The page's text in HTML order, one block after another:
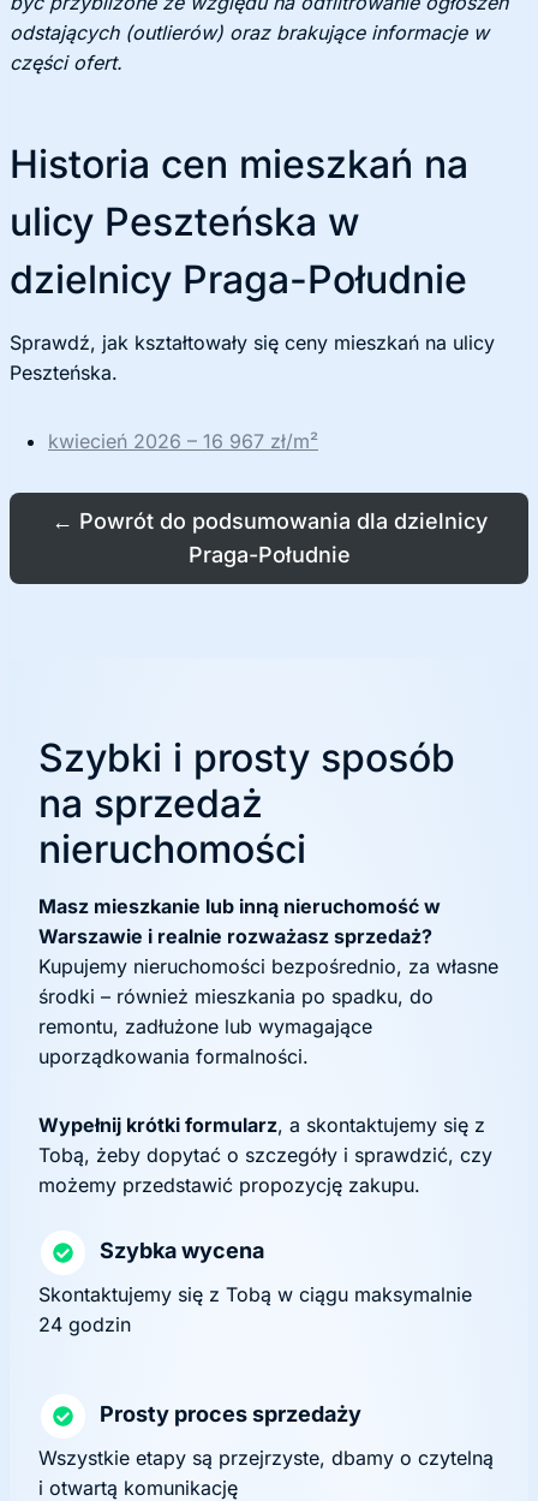
odstających (outlierów) oraz brakujące informacje w
części ofert.
Historia cen mieszkań na
ulicy Peszteńska w
dzielnicy Praga-Południe
Sprawdź, jak kształtowały się ceny mieszkań na ulicy
Peszteńska.
kwiecień 2026 – 16 967 zł/m²
← Powrót do podsumowania dla dzielnicy
Praga-Południe
Szybki i prosty sposób
na sprzedaż
nieruchomości
Masz mieszkanie lub inną nieruchomość w
Warszawie i realnie rozważasz sprzedaż?
Kupujemy nieruchomości bezpośrednio, za własne
środki – również mieszkania po spadku, do
remontu, zadłużone lub wymagające
uporządkowania formalności.
Wypełnij krótki formularz, a skontaktujemy się z
Tobą, żeby dopytać o szczegóły i sprawdzić, czy
możemy przedstawić propozycję zakupu.
Szybka wycena
Skontaktujemy się z Tobą w ciągu maksymalnie
24 godzin
Prosty proces sprzedaży
Wszystkie etapy są przejrzyste, dbamy o czytelną
i otwartą komunikację